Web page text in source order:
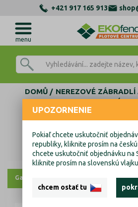
+421 917 165 913
menu
DOMŮ
NEREZOVÉ ZÁBRADLÍ
AL KOTEVNÍ
ZÁSLEPKY, TĚSNĚNÍ,
KOTVENÍ SKLA SETY
Kotvění vrchní SL sklo
Kotvění vrchní SL
Galerie
UPOZORNENIE
Pokiaľ chcete uskutočniť
republiky, kliknite prosím na
chcete uskutočniť objednávku na
kliknite prosím na slovenskú
chcem ostať tu